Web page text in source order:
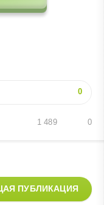
0
0
1 489
ПУБЛИКАЦИЯ